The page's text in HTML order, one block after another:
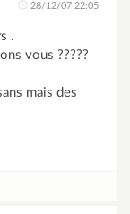
28/12/07 22:05
.
vous ?????
mais des